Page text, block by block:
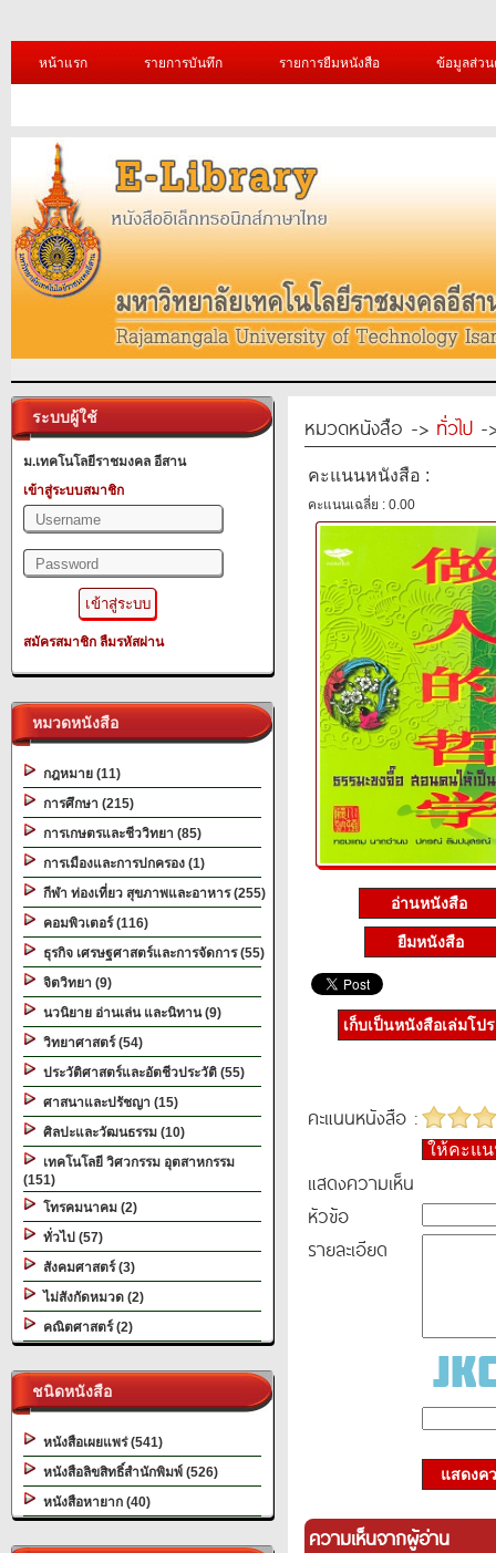
หน้าแรก รายการบันทึก รายการยืมหนังสือ ข้อมูลส่ว
ระบบผู้ใช้
ม.เทคโนโลยีราชมงคล อีสาน
เข้าสู่ระบบสมาชิก
สมัครสมาชิก ลืมรหัสผ่าน
หมวดหนังสือ
กฎหมาย (11)
การศึกษา (215)
การเกษตรและชีววิทยา (85)
การเมืองและการปกครอง (1)
กีฬา ท่องเที่ยว สุขภาพและอาหาร (255)
คอมพิวเตอร์ (116)
ธุรกิจ เศรษฐศาสตร์และการจัดการ (55)
จิตวิทยา (9)
นวนิยาย อ่านเล่น และนิทาน (9)
วิทยาศาสตร์ (54)
ประวัติศาสตร์และอัตชีวประวัติ (55)
ศาสนาและปรัชญา (15)
ศิลปะและวัฒนธรรม (10)
เทคโนโลยี วิศวกรรม อุตสาหกรรม
(151)
โทรคมนาคม (2)
ทั่วไป (57)
สังคมศาสตร์ (3)
ไม่สังกัดหมวด (2)
คณิตศาสตร์ (2)
ชนิดหนังสือ
หนังสือเผยแพร่ (541)
หนังสือลิขสิทธิ์สำนักพิมพ์ (526)
หนังสือหายาก (40)
หมวดหนังสือ -> ทั่วไป -
คะแนนหนังสือ :
คะแนนเฉลี่ย : 0.00
อ่านหนังสือ
ยืมหนังสือ
เก็บเป็นหนังสือเล่มโป
คะแนนหนังสือ :
ให้คะแ
แสดงความเห็น
หัวข้อ
รายละเอียด
แสดงค
ความเห็นจากผู้อ่าน